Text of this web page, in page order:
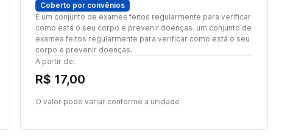
Coberto por convênios
É um conjunto de exames feitos regularmente para verificar
como está o seu corpo e prevenir doenças. um conjunto de
exames feitos regularmente para verificar como está o seu
corpo e prevenir doenças.
A partir de:
R$ 17,00
O valor pode variar conforme a unidade